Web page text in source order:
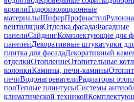
кровлиГидроизоляционные
материалыШиферПрофнастил
вентиляцияОтделка фасадаФасадные
панелиСайдингКомплектующие для
панелейДекоративные штукатурки
плитка для фасадаДекоративный
отделкиОтоплениеОтопительные
колонкиКамины, печи-камины
печиВодонагревателиРадиаторы
полТеплые плинтусыСистемы
климатической техникой